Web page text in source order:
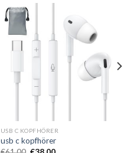
USB C KOPFHÖRER
usb c kopfhörer